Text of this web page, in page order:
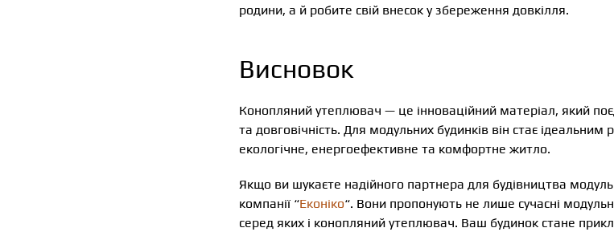
родини, а й робите свій внесок у збереження довкілля.
Висновок
Конопляний утеплювач — це інноваційний матеріал, який
та довговічність. Для модульних будинків він стає
екологічне, енергоефективне та комфортне житло.
Якщо ви шукаєте надійного партнера для будівництва
компанії “Еконіко“. Вони пропонують не лише сучасні
серед яких і конопляний утеплювач. Ваш будинок стане